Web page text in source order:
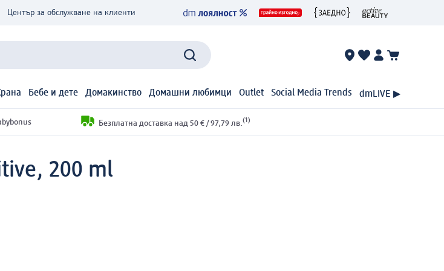
Център за обслужване на клиенти
Бебе и дете Домакинство Домашни любимци Outlet Social Media Trends dmLIVE ▶
Безплатна доставка над 50 € / 97,79 лв. (1)
200 ml